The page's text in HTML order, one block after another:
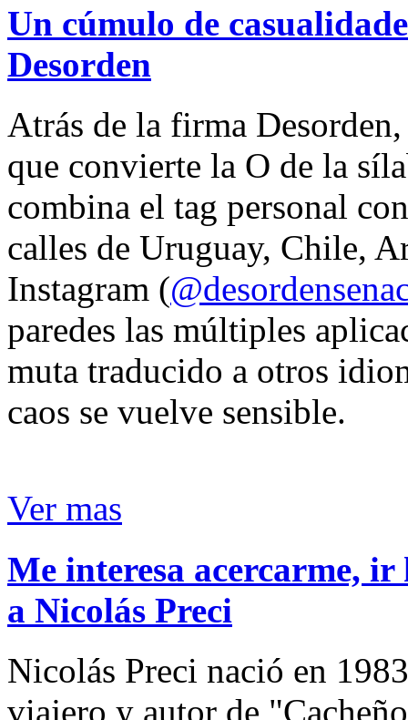
Un cúmulo de
Desorden
Atrás de la firma
que convierte la O de la
combina el tag personal
calles de Uruguay, Chile,
Instagram (
paredes las múltiples
muta traducido a otros
caos se vuelve sensible.
Ver mas
Me interesa acercarme,
a Nicolás Preci
Nicolás Preci nació en
viajero y autor de